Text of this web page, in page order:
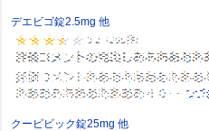
デエビゴ錠2.5mg 他
クービビック錠25mg 他